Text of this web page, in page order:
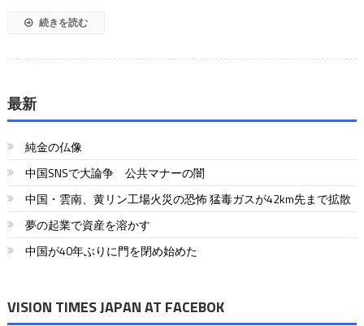
続きを読む
最新
純金の仏像
中国SNSで大論争 公共マナーの闇
中国・雲南、黄リン工場火災の恐怖 猛毒ガスが42km先まで拡散
夢の起業で資産を溶かす
中国が40年ぶりに門を閉め始めた
VISION TIMES JAPAN AT FACEBOK